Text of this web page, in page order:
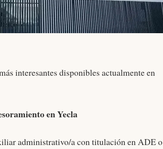
interesantes disponibles actualmente en
en Yecla
administrativo/a con titulación en ADE o